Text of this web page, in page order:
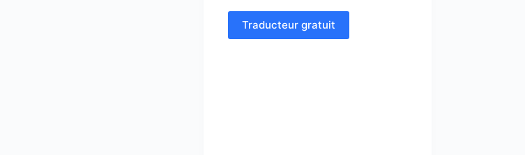
Traducteur gratuit